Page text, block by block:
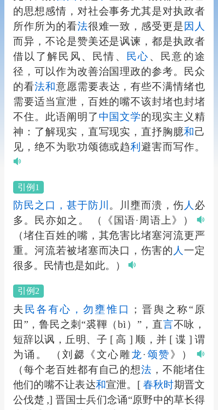
的思想感情，对社会事务尤其是对执政者
所作所为的看法很难一致，感受更是 因 人
而异，不论是赞美还是讽谏，都是执政者
借以了解民风、民情、
民心 、民意的途
径，可以作为改善治国理政的参考。民众
的看法和意愿需要表达，有些不满情绪也
需要适当宣泄，百姓的嘴不该封堵也封堵
不住。此语阐明了 中国文学的现实主义精
神：了解现实，直写现实，直抒胸臆和 己
见，绝不为歌功颂德或趋利避害而写作。
引例1
防民之口，甚于防川 。川壅而溃，伤 人 必
多。民亦如之。
（《国语·周语上》）
（堵住百姓的嘴，其危害比堵塞河流更严
重。河流若被堵塞而决口，伤害的 人 一定
很多。民情也是如此。）
引例2
夫 民各有心，勿壅惟口
；晋舆之称“原
田”，鲁民之刺“裘鞸（bì）”，直言不咏，
短辞以讽，丘明、子 [ 高 ] 顺，并 [ 谍 ] 谓
为诵。
（刘勰《文心雕龙 · 颂赞》）
（每个老百姓都有自己的想法 ，不能堵住
他们的嘴不让表达和宣泄。[ 春秋时期晋文
公伐楚 ,] 晋国士兵们念诵“原野中的草长得